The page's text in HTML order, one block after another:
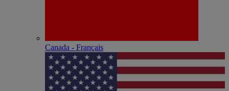
Canada - Français